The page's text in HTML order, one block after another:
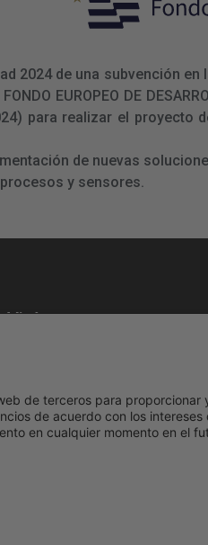
2024 de una subvención en
EUROPEO DE
para realizar el
de nuevas
y sensores.
Visítanos
Madrid, Madrid
Llámanos
de terceros para proporcionar
de acuerdo con los intereses
en cualquier momento en el